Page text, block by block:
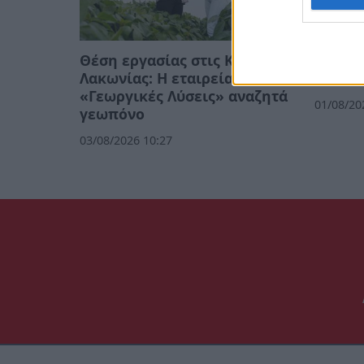
Θέση εργασίας στις Κροκεές
Λακωνίας: Η εταιρεία
«Γεωργικές Λύσεις» αναζητά
γεωπόνο
03/08/2026 10:27
Η
01/08/